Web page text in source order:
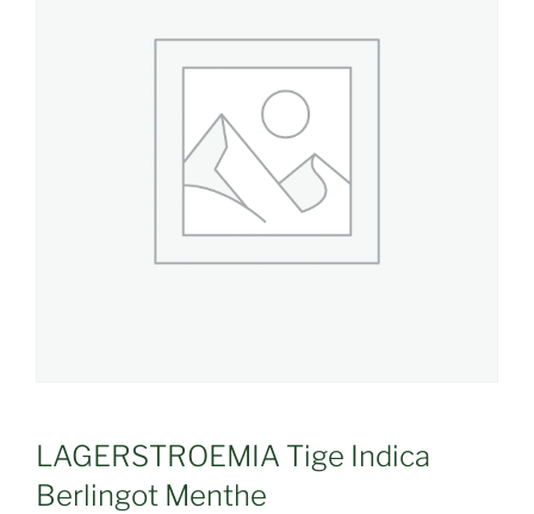
LAGERSTROEMIA Tige Indica
Berlingot Menthe